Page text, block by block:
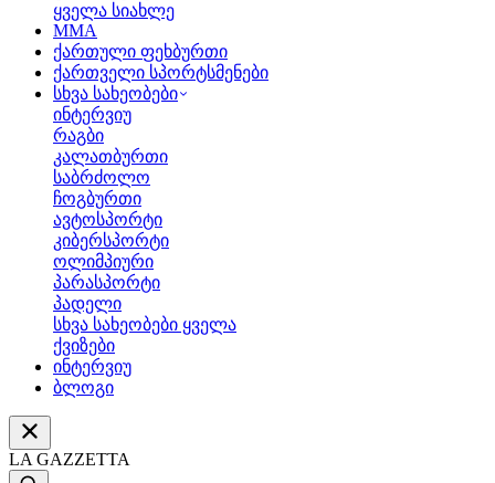
ყველა სიახლე
MMA
ქართული ფეხბურთი
ქართველი სპორტსმენები
სხვა სახეობები
ინტერვიუ
რაგბი
კალათბურთი
საბრძოლო
ჩოგბურთი
ავტოსპორტი
კიბერსპორტი
ოლიმპიური
პარასპორტი
პადელი
სხვა სახეობები ყველა
ქვიზები
ინტერვიუ
ბლოგი
LA GAZZETTA